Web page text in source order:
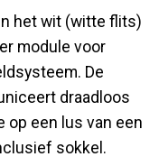
het wit (witte flits)
module voor
De
draadloos
op een lus van een
sokkel.